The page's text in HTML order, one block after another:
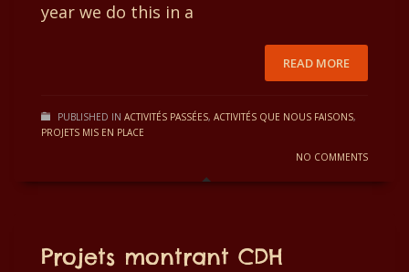
year we do this in a
READ MORE
PUBLISHED IN ACTIVITÉS PASSÉES, ACTIVITÉS QUE NOUS FAISONS,
PROJETS MIS EN PLACE
NO COMMENTS
Projets montrant CDH